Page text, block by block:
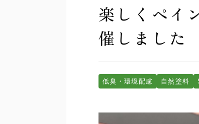
楽しくペイ
催しました
低臭・環境配慮 自然塗料